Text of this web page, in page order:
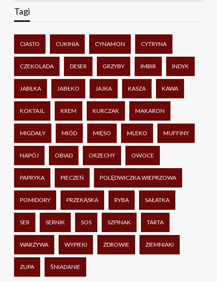
Tagi
CIASTO CUKINIA CYNAMON CYTRYNA
CZEKOLADA DESER GRZYBY IMBIR INDYK
JABŁKA JABŁKO JAJKA KASZA KAWA
KOKTAJL KREM KURCZAK MAKARON
MIGDAŁY MIÓD MIĘSO MLEKO MUFFINY
NAPÓJ OBIAD ORZECHY OWOCE
PAPRYKA PIECZEŃ POLĘDWICZKA WIEPRZOWA
POMIDORY PRZEKĄSKA RYBA SAŁATKA
SER SERNIK SOS SZPINAK TARTA
WARZYWA WYPIEKI ZDROWIE ZIEMNIAKI
ZUPA ŚNIADANIE